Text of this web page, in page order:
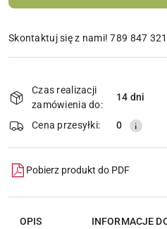
Skontaktuj się z nami! 789 847 321
dostawa
Czas realizacji
zamówienia do:
14 dni
Cena przesyłki: 0
Pobierz produkt do PDF
OPIS
INFORMACJE